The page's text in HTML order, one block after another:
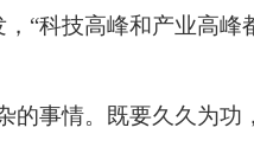
“科技高峰和产业高
事情。既要久久为功